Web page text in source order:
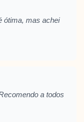
ótima, mas achei
a todos